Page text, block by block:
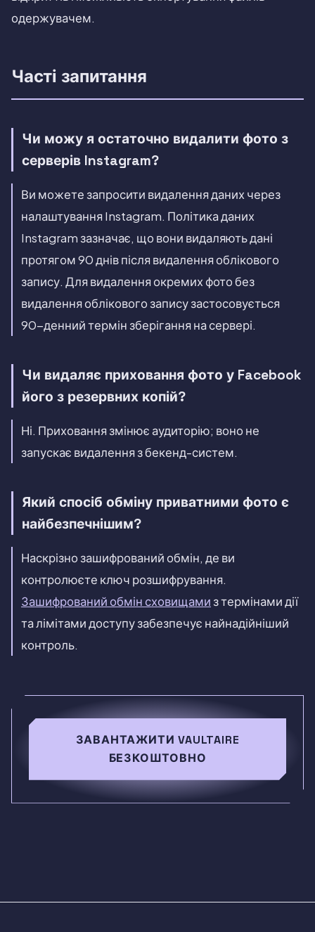
одержувачем.
Часті запитання
Чи можу я остаточно видалити фото з
серверів Instagram?
Ви можете запросити видалення даних через
налаштування Instagram. Політика даних
Instagram зазначає, що вони видаляють дані
протягом 90 днів після видалення облікового
запису. Для видалення окремих фото без
видалення облікового запису застосовується
90-денний термін зберігання на сервері.
Чи видаляє приховання фото у Facebook
його з резервних копій?
Ні. Приховання змінює аудиторію; воно не
запускає видалення з бекенд-систем.
Який спосіб обміну приватними фото є
найбезпечнішим?
Наскрізно зашифрований обмін, де ви
контролюєте ключ розшифрування.
Зашифрований обмін сховищами з термінами дії
та лімітами доступу забезпечує найнадійніший
контроль.
ЗАВАНТАЖИТИ VAULTAIRE
БЕЗКОШТОВНО